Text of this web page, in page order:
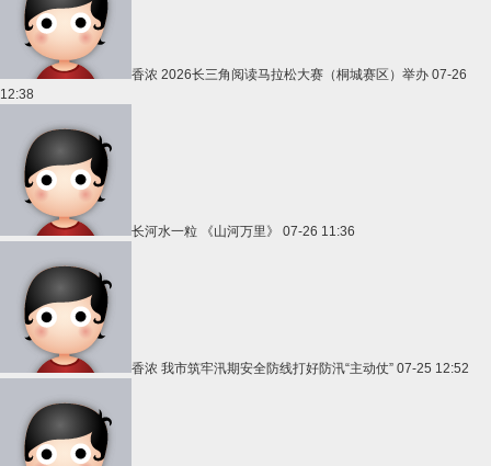
香浓 2026长三角阅读马拉松大赛（桐城赛区）举办 07-26
12:38
长河水一粒 《山河万里》 07-26 11:36
香浓 我市筑牢汛期安全防线打好防汛“主动仗” 07-25 12:52